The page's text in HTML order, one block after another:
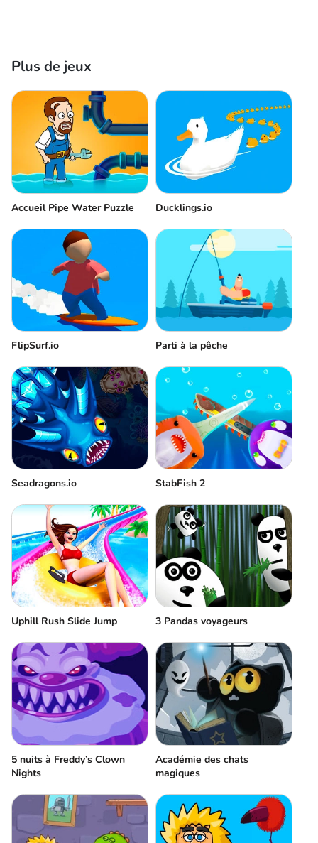
Plus de jeux
Accueil Pipe Water Puzzle Ducklings.io
FlipSurf.io Parti à la pêche
Seadragons.io StabFish 2
Uphill Rush Slide Jump 3 Pandas voyageurs
5 nuits à Freddy’s Clown
Nights
Académie des chats
magiques